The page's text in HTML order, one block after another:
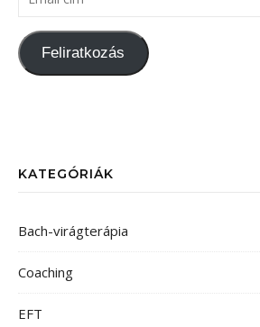
Feliratkozás
KATEGÓRIÁK
Bach-virágterápia
Coaching
EFT